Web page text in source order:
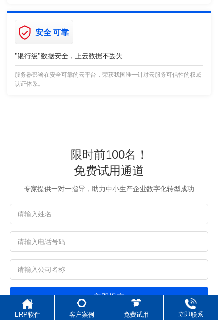
安全 可靠
"银行级"数据安全，上云数据不丢失
服务器部署在安全可靠的云平台，荣获我国唯一针对云服务可信性的权威
认证体系。
限时前100名！
免费试用通道
专家提供一对一指导，助力中小生产企业数字化转型成功
立即提交
ERP软件 客户案例 免费试用 立即联系